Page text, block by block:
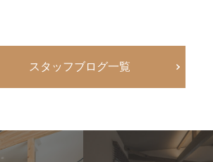
スタッフブログ一覧